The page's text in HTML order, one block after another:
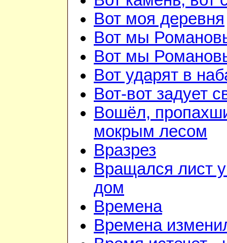
Вот моя деревня
Вот мы
Вот мы
Вот ударят в
Вот-вот задует
Вошёл,
мокрым лесом
Вразрез
Вращался лист
дом
Времена
Времена